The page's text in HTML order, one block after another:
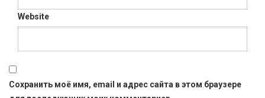
Website
Сохранить моё имя, email и адрес сайта в этом браузере